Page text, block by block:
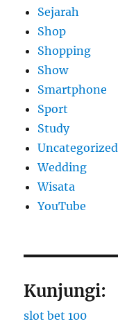
Sejarah
Shop
Shopping
Show
Smartphone
Sport
Study
Uncategorized
Wedding
Wisata
YouTube
Kunjungi:
slot bet 100